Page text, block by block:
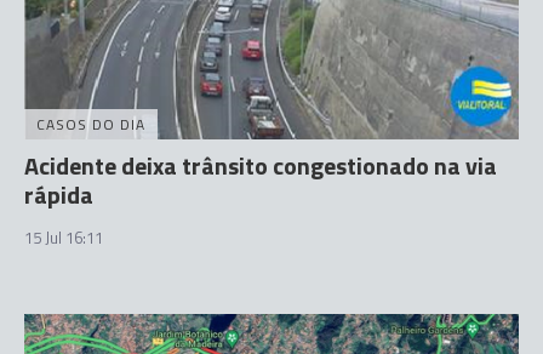
CASOS DO DIA
Acidente deixa trânsito congestionado na via
rápida
15 Jul 16:11